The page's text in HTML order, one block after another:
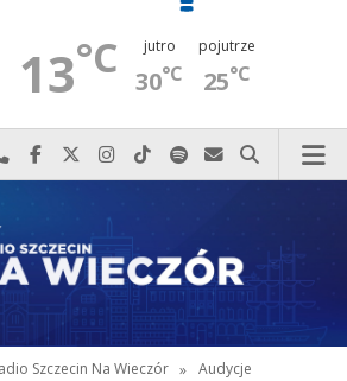
13°C jutro
30°C
pojutrze
25°C
Najlepiej po prostu do nas zadzwoń
Odwiedź nas na Facebook-u
Odwiedź nas na X
Odwiedź nas na Instagram-ie
Odwiedź nas na TikTok-u
Szukaj nas na Spotify
Wyślij do nas
Szukaj
Szczecin Na Wieczór » Audycje